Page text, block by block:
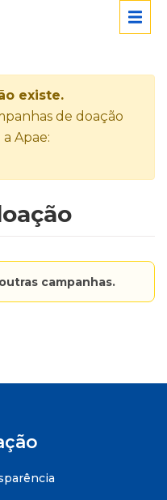
existe.
de doação
Apae:
campanhas.